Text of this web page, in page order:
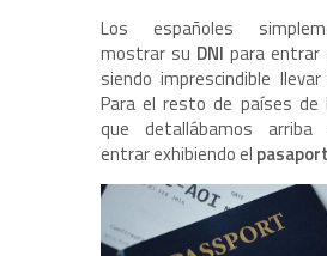
Los españoles
mostrar su DNI para entrar
siendo imprescindible
Para el resto de países de
que detallábamos arriba
entrar exhibiendo el